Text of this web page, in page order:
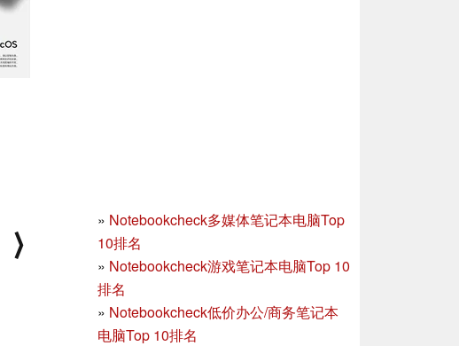
» Notebookcheck多媒体笔记本电脑Top
10排名
» Notebookcheck游戏笔记本电脑Top 10
排名
» Notebookcheck低价办公/商务笔记本
电脑Top 10排名
⟩